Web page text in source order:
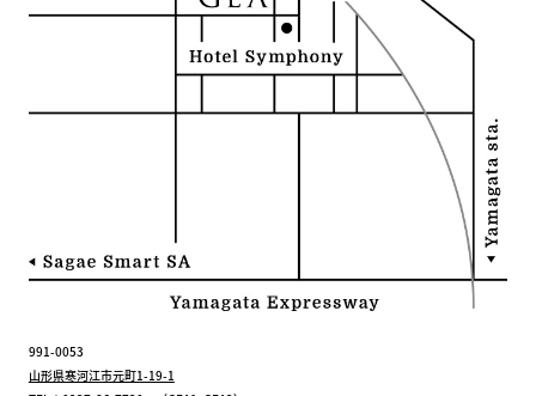
991-0053
山形県寒河江市元町1-19-1